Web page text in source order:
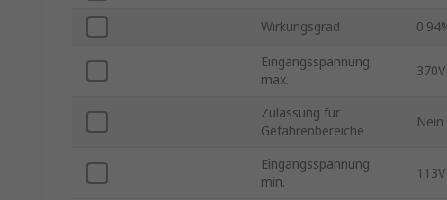
Wirkungsgrad
Eingangsspannung
max.
Zulassung für
Gefahrenbereiche
Nein
Eingangsspannung
min.
113V